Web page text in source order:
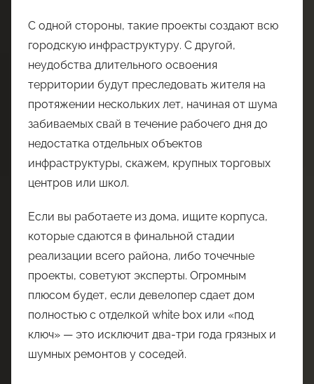
С одной стороны, такие проекты создают всю
городскую инфраструктуру. С другой,
неудобства длительного освоения
территории будут преследовать жителя на
протяжении нескольких лет, начиная от шума
забиваемых свай в течение рабочего дня до
недостатка отдельных объектов
инфраструктуры, скажем, крупных торговых
центров или школ.
Если вы работаете из дома, ищите корпуса,
которые сдаются в финальной стадии
реализации всего района, либо точечные
проекты, советуют эксперты. Огромным
плюсом будет, если девелопер сдает дом
полностью с отделкой white box или «под
ключ» — это исключит два-три года грязных и
шумных ремонтов у соседей.